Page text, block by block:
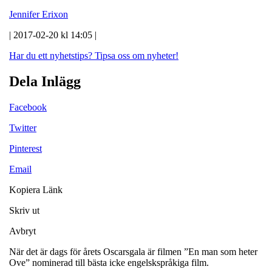
Jennifer Erixon
| 2017-02-20 kl 14:05 |
Har du ett nyhetstips? Tipsa oss om nyheter!
Dela Inlägg
Facebook
Twitter
Pinterest
Email
Kopiera Länk
Skriv ut
Avbryt
När det är dags för årets Oscarsgala är filmen ”En man som heter
Ove” nominerad till bästa icke engelskspråkiga film.